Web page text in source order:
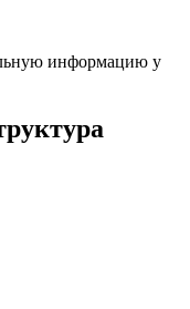
информацию у